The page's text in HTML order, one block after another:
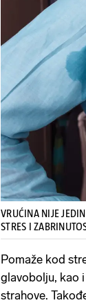
VRUĆINA NIJE
STRES I
Pomaže kod
glavobolju, kao
strahove.